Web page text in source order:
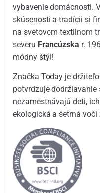
vybavenie domácnosti.
skúsenosti a tradícii si
na svetovom textilnom
severu Francúzska r.
módny štýl!
Značka Today je
potvrdzuje dodržiavanie
nezamestnávajú deti,
ekologická a šetrná